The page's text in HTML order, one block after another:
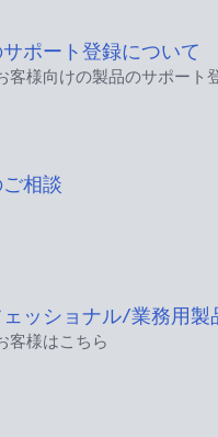
ポート登録について
客様向けの製品のサポート
相談
ッショナル/業務用製
客様はこちら